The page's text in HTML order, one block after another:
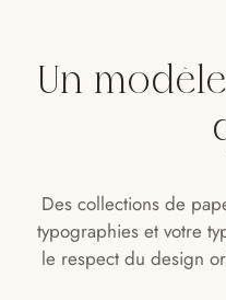
Un
Des collections de
typographies et votre
le respect du design